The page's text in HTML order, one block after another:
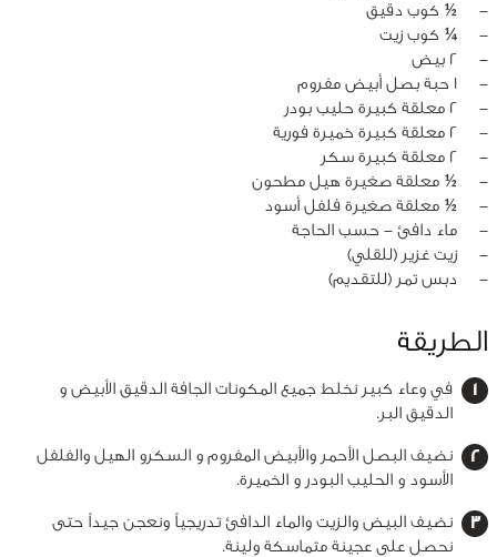
‏-
½ كوب دقيق
‏-
¼ كوب زيت
‏-
2 بيض
‏-
1 حبة بصل أبيض مفروم
‏-
2 معلقة كبيرة حليب بودر
‏-
2 معلقة كبيرة خميرة فورية
‏-
2 معلقة كبيرة سكر
‏-
½ معلقة صغيرة هيل مطحون
‏-
½ معلقة صغيرة فلفل أسود
‏-
ماء دافئ - حسب الحاجة
‏-
زيت غزير (للقلي)
‏-
دبس تمر (للتقديم)
الطريقة
في وعاء كبير نخلط جميع المكونات الجافة الدقيق الأبيض و
الدقيق البر.
نضيف البصل الأحمر والأبيض المفروم و السكرو الهيل والفلفل
الأسود و الحليب البودر و الخميرة.
نضيف البيض والزيت والماء الدافئ تدريجياً ونعجن جيداً حتى
نحصل على عجينة متماسكة ولينة.